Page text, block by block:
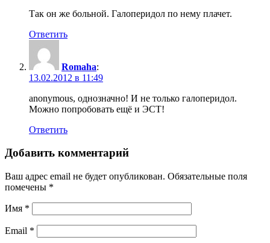
Так он же больной. Галоперидол по нему плачет.
Ответить
Romaha:
13.02.2012 в 11:49
anonymous, однозначно! И не только галоперидол.
Можно попробовать ещё и ЭСТ!
Ответить
Добавить комментарий
Ваш адрес email не будет опубликован. Обязательные поля
помечены *
Имя *
Email *